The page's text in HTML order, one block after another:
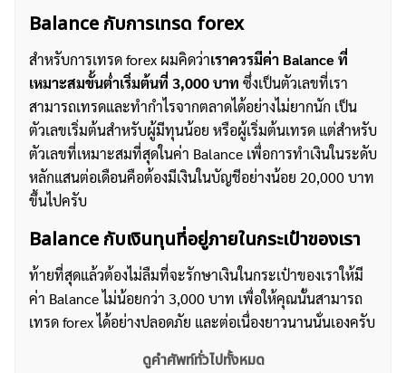
Balance กับการเทรด forex
สำหรับการเทรด forex ผมคิดว่าเราควรมีค่า Balance ที่
เหมาะสมขั้นต่ำเริ่มต้นที่ 3,000 บาท ซึ่งเป็นตัวเลขที่เรา
สามารถเทรดและทำกำไรจากตลาดได้อย่างไม่ยากนัก เป็น
ตัวเลขเริ่มต้นสำหรับผู้มีทุนน้อย หรือผู้เริ่มต้นเทรด แต่สำหรับ
ตัวเลขที่เหมาะสมที่สุดในค่า Balance เพื่อการทำเงินในระดับ
หลักแสนต่อเดือนคือต้องมีเงินในบัญชีอย่างน้อย 20,000 บาท
ขึ้นไปครับ
Balance กับเงินทุนที่อยู่ภายในกระเป๋าของเรา
ท้ายที่สุดแล้วต้องไม่ลืมที่จะรักษาเงินในกระเป๋าของเราให้มี
ค่า Balance ไม่น้อยกว่า 3,000 บาท เพื่อให้คุณนั้นสามารถ
เทรด forex ได้อย่างปลอดภัย และต่อเนื่องยาวนานนั่นเองครับ
ดูคำศัพท์ทั่วไปทั้งหมด